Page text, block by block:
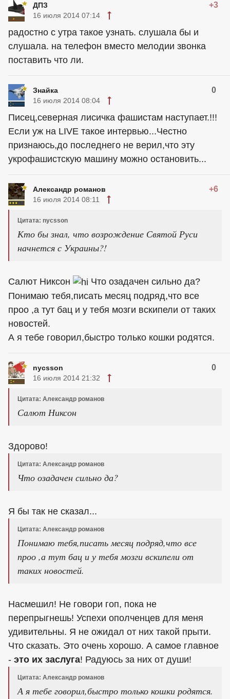
ДПЗ +3
16 июля 2014 07:14
радостно с утра такое узнать. слушала бы и
слушала. на телефон вместо мелодии звонка
поставить что ли.
Знайка 0
16 июля 2014 08:04
Писец,северная лисичка фашистам наступает.!!!
Если уж на LIVE такое интервью...Честно
признаюсь,до последнего не верил,что эту
укрофашистскую машину можно остановить...
Александр романов +6
16 июля 2014 08:11
Цитата: nycsson
Кто бы знал, что возрождение Святой Руси
начнется с Украины?!
Салют Никсон
Что озадачен сильно да?
Понимаю тебя,писать месяц подряд,что все
проо ,а тут бац и у тебя мозги вскипели от таких
новостей.
А я тебе говорил,быстро только кошки родятся.
nycsson 0
16 июля 2014 21:32
Цитата: Александр романов
Салют Никсон
Здорово!
Цитата: Александр романов
Что озадачен сильно да?
Я бы так не сказал...
Цитата: Александр романов
Понимаю тебя,писать месяц подряд,что все
проо ,а тут бац и у тебя мозги вскипели от
таких новостей.
Насмешил! Не говори гоп, пока не
перепрыгнешь! Успехи ополченцев для меня
удивительны. Я не ожидал от них такой прыти.
Что сказать. Это очень хорошо. А самое главное
- это их заслуга! Радуюсь за них от души!
Цитата: Александр романов
А я тебе говорил,быстро только кошки родятся.